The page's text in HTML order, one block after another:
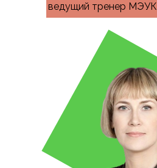
ведущий тренер МЭУК